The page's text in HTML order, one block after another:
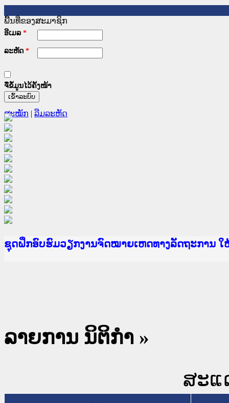
ພື້ນທີ່ຂອງສະມາຊິກ
ອີເມລ *
ລະຫັດ *
ຈື່ຂໍ້ມູນໄວ້ຄັ້ງໜ້າ
ສະໝັກ | ລືມລະຫັດ
Ministry of Justice Lao PDR
ເຜີຍແຜ່ວັບໄຊຈົດໝາຍເຫດທາງລັດຖະການ ແລະ ແອັ
ກະຊວງຍຸຕິທຳ
ຊຸດຝຶກອົບຮົມວຽກງານຈົດໝາຍເຫດທາງລັດຖະການ
ກອງປະຊຸມທົບທວນຄືນການຈັດຕັ້ງປະຕິບັດວຽກງານຈົ
ຝຶກອົບຮົມ ຜູ່ປະສານງານວຽກງານຈົດໝາຍເຫດທາງລັ
ຝຶກອົບຮົມ ຜູ່ປະສານງານວຽກງານຈົດໝາຍເຫດທາງລັ
ເຜີຍແຜ່ແອັບກົດໝາຍລາວ ແລະ ເວັບໄຊຈົດໝາຍເຫດ
ເຜີຍແຜ່ແອັບກົດໝາຍລາວ ແລະ ເວັບໄຊຈົດໝາຍເຫດ
ຍົກລະດັບວຽກງານຈົດໝາຍເຫດທາງລັດຖະການໃຫ້ຜູ້
ຊຸດຝຶກອົບຮົມວຽກງານຈົດໝາຍເຫດທາງລັດຖະການ ໃ
ລາຍການ ນິຕິກໍາ »
ສະແ